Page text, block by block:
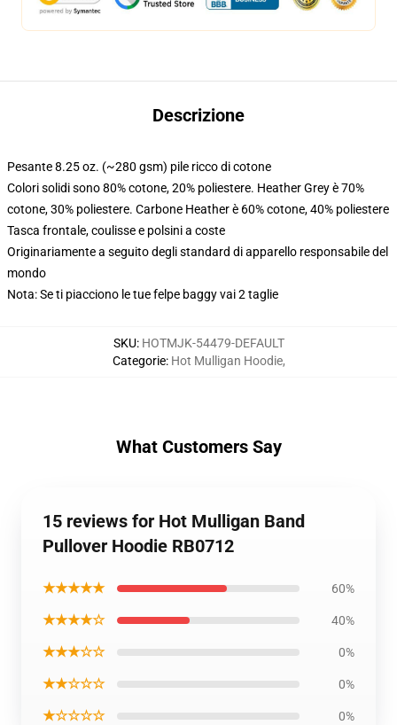
Descrizione
Pesante 8.25 oz. (~280 gsm) pile ricco di cotone
Colori solidi sono 80% cotone, 20% poliestere. Heather Grey è 70%
cotone, 30% poliestere. Carbone Heather è 60% cotone, 40% poliestere
Tasca frontale, coulisse e polsini a coste
Originariamente a seguito degli standard di apparello responsabile del
mondo
Nota: Se ti piacciono le tue felpe baggy vai 2 taglie
SKU: HOTMJK-54479-DEFAULT
Categorie: Hot Mulligan Hoodie,
What Customers Say
15 reviews for Hot Mulligan Band
Pullover Hoodie RB0712
★★★★★ 60%
★★★★☆ 40%
★★★☆☆ 0%
★★☆☆☆ 0%
★☆☆☆☆ 0%